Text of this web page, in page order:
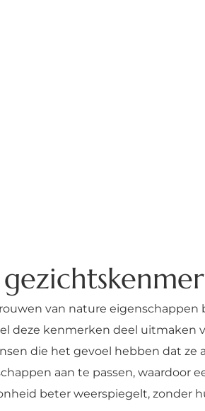
van nature eigenschappen
deze kenmerken deel uitmaken
die het gevoel hebben dat ze
aan te passen, waardoor
beter weerspiegelt, zonder